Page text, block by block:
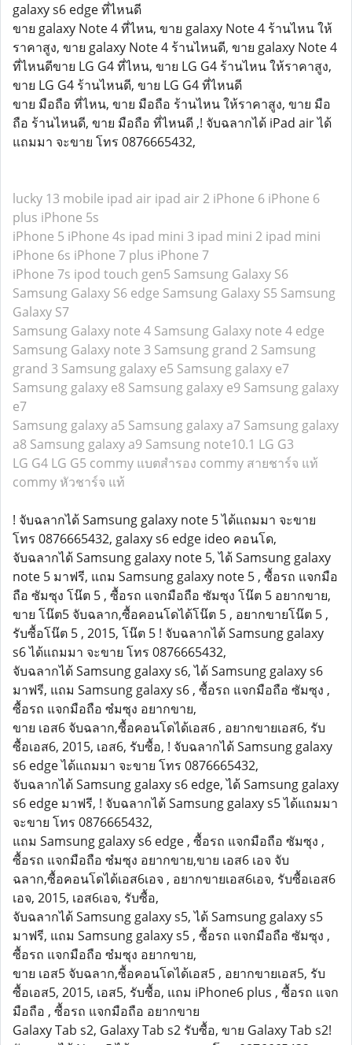
galaxy s6 edge ที่ไหนดี
ขาย galaxy Note 4 ที่ไหน, ขาย galaxy Note 4 ร้านไหน ให้
ราคาสูง, ขาย galaxy Note 4 ร้านไหนดี, ขาย galaxy Note 4
ที่ไหนดีขาย LG G4 ที่ไหน, ขาย LG G4 ร้านไหน ให้ราคาสูง,
ขาย LG G4 ร้านไหนดี, ขาย LG G4 ที่ไหนดี
ขาย มือถือ ที่ไหน, ขาย มือถือ ร้านไหน ให้ราคาสูง, ขาย มือ
ถือ ร้านไหนดี, ขาย มือถือ ที่ไหนดี ,! จับฉลากได้ iPad air ได้
แถมมา จะขาย โทร 0876665432,
lucky 13 mobile ipad air ipad air 2 iPhone 6 iPhone 6
plus iPhone 5s
iPhone 5 iPhone 4s ipad mini 3 ipad mini 2 ipad mini
iPhone 6s iPhone 7 plus iPhone 7
iPhone 7s ipod touch gen5 Samsung Galaxy S6
Samsung Galaxy S6 edge Samsung Galaxy S5 Samsung
Galaxy S7
Samsung Galaxy note 4 Samsung Galaxy note 4 edge
Samsung Galaxy note 3 Samsung grand 2 Samsung
grand 3 Samsung galaxy e5 Samsung galaxy e7
Samsung galaxy e8 Samsung galaxy e9 Samsung galaxy
e7
Samsung galaxy a5 Samsung galaxy a7 Samsung galaxy
a8 Samsung galaxy a9 Samsung note10.1 LG G3
LG G4 LG G5 commy แบตสำรอง commy สายชาร์จ แท้
commy หัวชาร์จ แท้
! จับฉลากได้ Samsung galaxy note 5 ได้แถมมา จะขาย
โทร 0876665432, galaxy s6 edge ideo คอนโด,
จับฉลากได้ Samsung galaxy note 5, ได้ Samsung galaxy
note 5 มาฟรี, แถม Samsung galaxy note 5 , ซื้อรถ แจกมือ
ถือ ซัมซุง โน๊ต 5 , ซื้อรถ แจกมือถือ ซัมซุง โน๊ต 5 อยากขาย,
ขาย โน๊ต5 จับฉลาก,ซื้อคอนโดได้โน๊ต 5 , อยากขายโน๊ต 5 ,
รับซื้อโน๊ต 5 , 2015, โน๊ต 5 ! จับฉลากได้ Samsung galaxy
s6 ได้แถมมา จะขาย โทร 0876665432,
จับฉลากได้ Samsung galaxy s6, ได้ Samsung galaxy s6
มาฟรี, แถม Samsung galaxy s6 , ซื้อรถ แจกมือถือ ซัมซุง ,
ซื้อรถ แจกมือถือ ซํมซุง อยากขาย,
ขาย เอส6 จับฉลาก,ซื้อคอนโดได้เอส6 , อยากขายเอส6, รับ
ซื้อเอส6, 2015, เอส6, รับซื้อ, ! จับฉลากได้ Samsung galaxy
s6 edge ได้แถมมา จะขาย โทร 0876665432,
จับฉลากได้ Samsung galaxy s6 edge, ได้ Samsung galaxy
s6 edge มาฟรี, ! จับฉลากได้ Samsung galaxy s5 ได้แถมมา
จะขาย โทร 0876665432,
แถม Samsung galaxy s6 edge , ซื้อรถ แจกมือถือ ซัมซุง ,
ซื้อรถ แจกมือถือ ซํมซุง อยากขาย,ขาย เอส6 เอจ จับ
ฉลาก,ซื้อคอนโดได้เอส6เอจ , อยากขายเอส6เอจ, รับซื้อเอส6
เอจ, 2015, เอส6เอจ, รับซื้อ,
จับฉลากได้ Samsung galaxy s5, ได้ Samsung galaxy s5
มาฟรี, แถม Samsung galaxy s5 , ซื้อรถ แจกมือถือ ซัมซุง ,
ซื้อรถ แจกมือถือ ซํมซุง อยากขาย,
ขาย เอส5 จับฉลาก,ซื้อคอนโดได้เอส5 , อยากขายเอส5, รับ
ซื้อเอส5, 2015, เอส5, รับซื้อ, แถม iPhone6 plus , ซื้อรถ แจก
มือถือ , ซื้อรถ แจกมือถือ อยากขาย
Galaxy Tab s2, Galaxy Tab s2 รับซื้อ, ขาย Galaxy Tab s2!